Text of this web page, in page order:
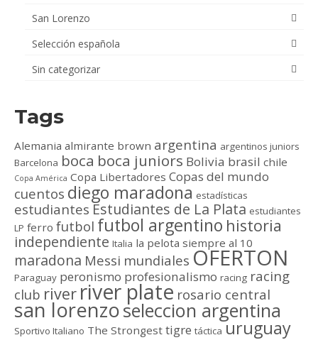
San Lorenzo
Selección española
Sin categorizar
Tags
Alemania almirante brown argentina argentinos juniors
Barcelona boca boca juniors Bolivia brasil chile
Copa América Copa Libertadores Copas del mundo
cuentos diego maradona estadísticas
estudiantes Estudiantes de La Plata estudiantes
LP ferro futbol futbol argentino historia
independiente Italia la pelota siempre al 10
maradona Messi mundiales OFERTON
Paraguay peronismo profesionalismo racing racing
club river river plate rosario central
san lorenzoseleccion argentina
Sportivo Italiano The Strongest tigre táctica uruguay